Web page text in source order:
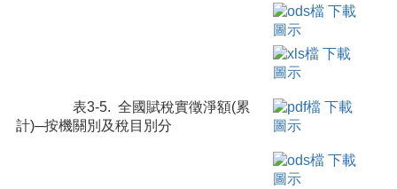
表3-5. 全國賦稅實徵淨額(累
計)─按機關別及稅目別分